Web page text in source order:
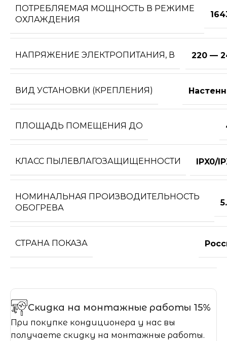
ПОТРЕБЛЯЕМАЯ МОЩНОСТЬ В РЕЖИМЕ
ОХЛАЖДЕНИЯ
НАПРЯЖЕНИЕ ЭЛЕКТРОПИТАНИЯ, В 220 —
ВИД УСТАНОВКИ (КРЕПЛЕНИЯ)
ПЛОЩАДЬ ПОМЕЩЕНИЯ ДО
КЛАСС ПЫЛЕВЛАГОЗАЩИЩЕННОСТИ IPX0/
НОМИНАЛЬНАЯ ПРОИЗВОДИТЕЛЬНОСТЬ
ОБОГРЕВА
СТРАНА ПОКАЗА
Скидка на монтажные работы 15%
При покупке кондиционера у нас вы
получаете скидку на монтажные работы.